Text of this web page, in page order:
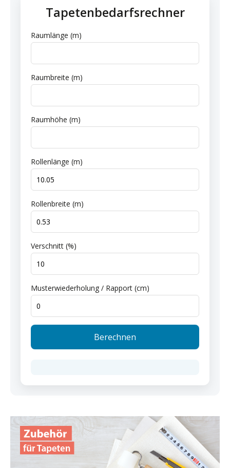
Tapetenbedarfsrechner
Raumlänge (m)
Raumbreite (m)
Raumhöhe (m)
Rollenlänge (m)
Rollenbreite (m)
Verschnitt (%)
Musterwiederholung / Rapport (cm)
Berechnen